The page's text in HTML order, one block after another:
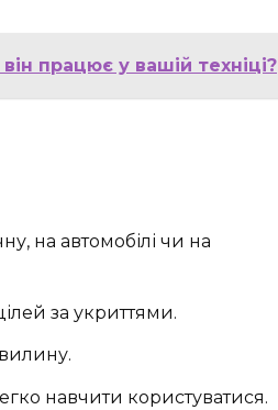
працює у вашій техніці?
на автомобілі чи на
за укриттями.
навчити користуватися.